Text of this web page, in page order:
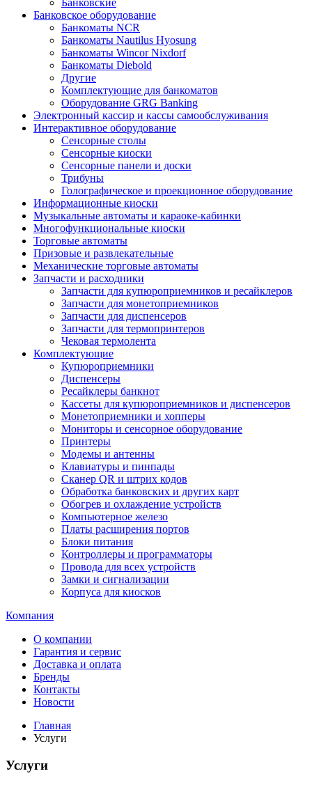
Банковские
Банковское оборудование
Банкоматы NCR
Банкоматы Nautilus Hyosung
Банкоматы Wincor Nixdorf
Банкоматы Diebold
Другие
Комплектующие для банкоматов
Оборудование GRG Banking
Электронный кассир и кассы самообслуживания
Интерактивное оборудование
Сенсорные столы
Сенсорные киоски
Сенсорные панели и доски
Трибуны
Голографическое и проекционное оборудование
Информационные киоски
Музыкальные автоматы и караоке-кабинки
Многофункциональные киоски
Торговые автоматы
Призовые и развлекательные
Механические торговые автоматы
Запчасти и расходники
Запчасти для купюроприемников и ресайклеров
Запчасти для монетоприемников
Запчасти для диспенсеров
Запчасти для термопринтеров
Чековая термолента
Комплектующие
Купюроприемники
Диспенсеры
Ресайклеры банкнот
Кассеты для купюроприемников и диспенсеров
Монетоприемники и хопперы
Мониторы и сенсорное оборудование
Принтеры
Модемы и антенны
Клавиатуры и пинпады
Сканер QR и штрих кодов
Обработка банковских и других карт
Обогрев и охлаждение устройств
Компьютерное железо
Платы расширения портов
Блоки питания
Контроллеры и программаторы
Провода для всех устройств
Замки и сигнализации
Корпуса для киосков
Компания
О компании
Гарантия и сервис
Доставка и оплата
Бренды
Контакты
Новости
Главная
Услуги
Услуги